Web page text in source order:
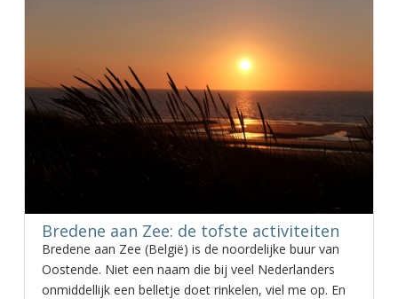
Bredene aan Zee: de tofste activiteiten
Bredene aan Zee (België) is de noordelijke buur van
Oostende. Niet een naam die bij veel Nederlanders
onmiddellijk een belletje doet rinkelen, viel me op. En